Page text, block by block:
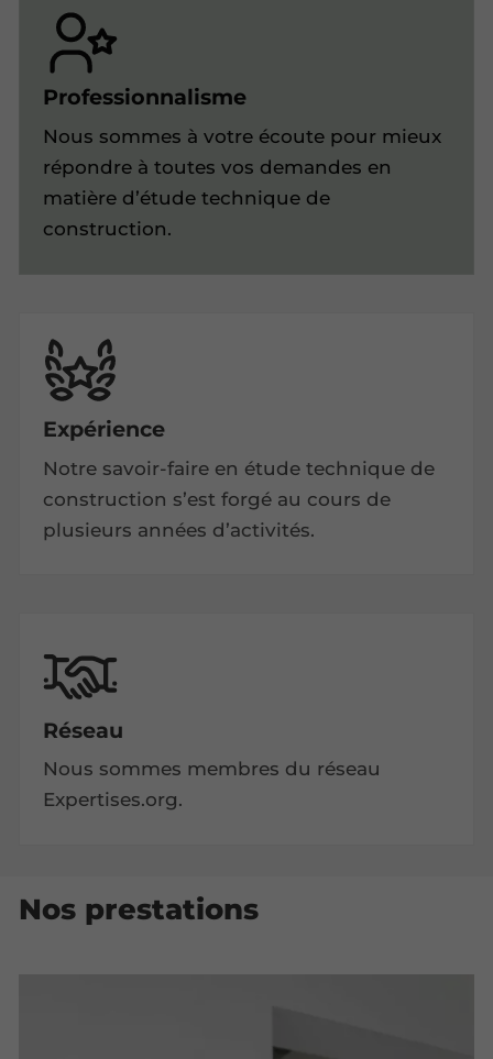
Professionnalisme
Nous sommes à votre écoute pour mieux
répondre à toutes vos demandes en
matière d’étude technique de
construction.
Expérience
Notre savoir-faire en étude technique de
construction s’est forgé au cours de
plusieurs années d’activités.
Réseau
Nous sommes membres du réseau
Expertises.org.
Nos prestations